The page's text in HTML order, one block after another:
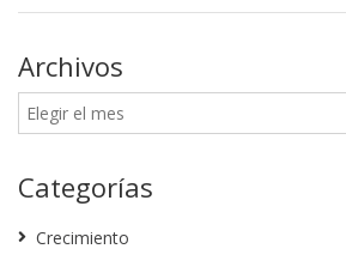
Archivos
Categorías
Crecimiento